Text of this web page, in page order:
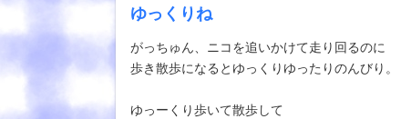
ゆっくりね
がっちゅん、ニコを追いかけて走り回るのに
歩き散歩になるとゆっくりゆったりのんびり。
ゆっーくり歩いて散歩して